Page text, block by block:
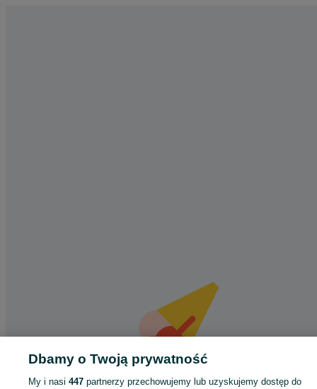
Dbamy o Twoją prywatność
My i nasi 447partnerzy przechowujemy lub uzyskujemy dostęp do